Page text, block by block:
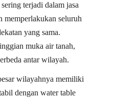
terjadi dalam jasa
memperlakukan seluruh
yang sama.
muka air tanah,
antar wilayah.
wilayahnya memiliki
dengan water table